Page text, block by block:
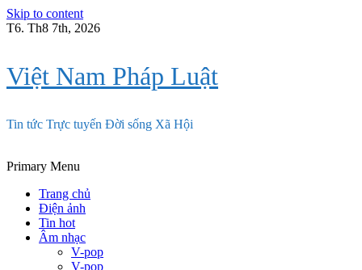
Skip to content
T6. Th8 7th, 2026
Việt Nam Pháp Luật
Tin tức Trực tuyến Đời sống Xã Hội
Primary Menu
Trang chủ
Điện ảnh
Tin hot
Âm nhạc
V-pop
V-pop